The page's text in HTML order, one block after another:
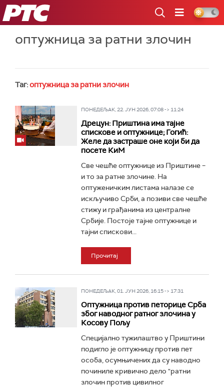
РТС
оптужница за ратни злочин
Таг:оптужница за ратни злочин
ПОНЕДЕЉАК, 22. ЈУН 2026, 07:08 -> 11:24
Дрецун: Приштина има тајне
спискове и оптужнице; Гогић:
Желе да застраше оне који би да
посете КиМ
Све чешће оптужнице из Приштине –
и то за ратне злочине. На
оптуженичким листама налазе се
искључиво Срби, а позиви све чешће
стижу и грађанима из централне
Србије. Постоје тајне оптужнице и
тајни спискови...
Прочитај
ПОНЕДЕЉАК, 01. ЈУН 2026, 16:15 -> 17:31
Оптужница против петорице Срба
због наводног ратног злочина у
Косову Пољу
Специјално тужилаштво у Приштини
подигло је оптужницу против пет
особа, осумњичених да су наводно
починиле кривично дело "ратни
злочин против цивилног